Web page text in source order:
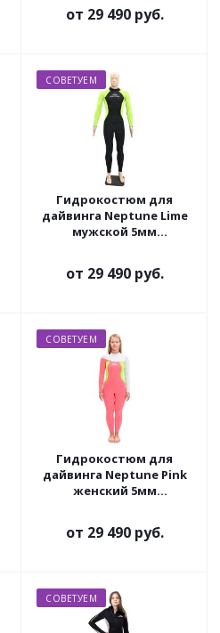
от 29 490 руб.
СОВЕТУЕМ
Гидрокостюм для
дайвинга Neptune Lime
мужской 5мм
от 29 490 руб.
СОВЕТУЕМ
Гидрокостюм для
дайвинга Neptune Pink
женский 5мм
от 29 490 руб.
СОВЕТУЕМ